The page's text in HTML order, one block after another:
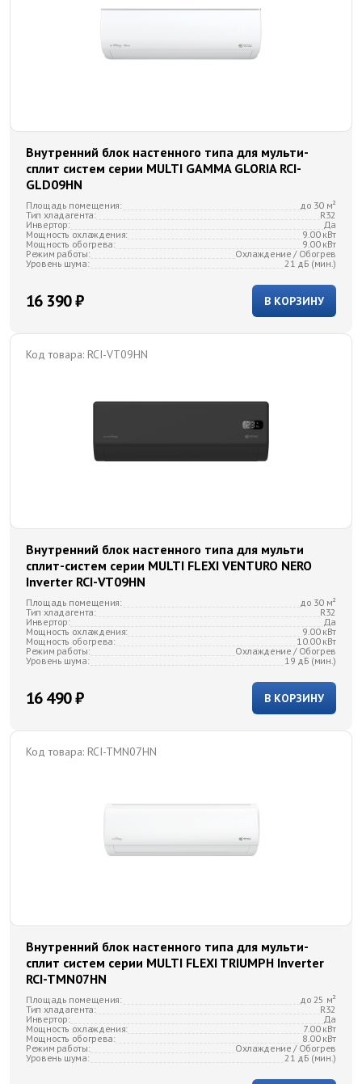
Внутренний блок настенного типа для мульти-
сплит систем серии MULTI GAMMA GLORIA RCI-
GLD09HN
Площадь помещения:
до 30 м²
Тип хладагента:
R32
Инвертор:
Да
Мощность охлаждения:
9.00 кВт
Мощность обогрева:
9.00 кВт
Режим работы:
Охлаждение / Обогрев
Уровень шума:
21 дБ (мин.)
В КОРЗИНУ
16 390 ₽
Код товара: RCI-VT09HN
Внутренний блок настенного типа для мульти
сплит-систем серии MULTI FLEXI VENTURO NERO
Inverter RCI-VT09HN
Площадь помещения:
до 30 м²
Тип хладагента:
R32
Инвертор:
Да
Мощность охлаждения:
9.00 кВт
Мощность обогрева:
10.00 кВт
Режим работы:
Охлаждение / Обогрев
Уровень шума:
19 дБ (мин.)
В КОРЗИНУ
16 490 ₽
Код товара: RCI-TMN07HN
Внутренний блок настенного типа для мульти-
сплит систем серии MULTI FLEXI TRIUMPH Inverter
RCI-TMN07HN
Площадь помещения:
до 25 м²
Тип хладагента:
R32
Инвертор:
Да
Мощность охлаждения:
7.00 кВт
Мощность обогрева:
8.00 кВт
Режим работы:
Охлаждение / Обогрев
Уровень шума:
21 дБ (мин.)